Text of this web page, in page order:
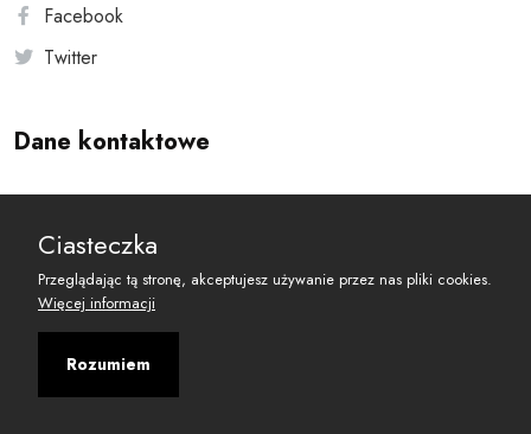
Facebook
Twitter
Dane kontaktowe
reset@resetobywatelski.pl
Ciasteczka
Przeglądając tą stronę, akceptujesz używanie przez nas pliki cookies.
Więcej informacji
Rozumiem